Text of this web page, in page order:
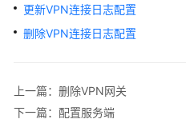
企
业
站
入
更新VPN连接日志配置
删除VPN连接日志配置
上一篇：删除VPN网关
下一篇：配置服务端